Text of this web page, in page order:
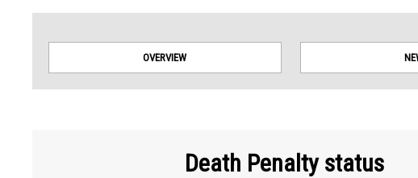
OVERVIEW
Death Penalty status